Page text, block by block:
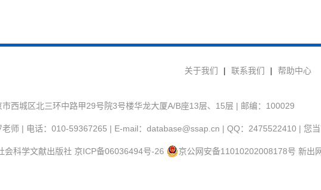
关于我们 | 联系我们 | 帮助中心
市西城区北三环中路甲29号院3号楼华龙大厦A/B座13层、15层 | 邮编：100029
老师 | 电话：010-59367265 | E-mail：database@ssap.cn | QQ：2475522410 | 您当
会科学文献出版社 京ICP备06036494号-26 京公网安备11010202008178号 新出